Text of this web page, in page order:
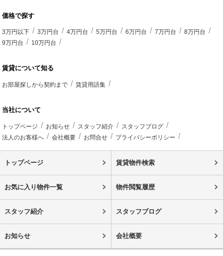
価格で探す
3万円以下 3万円台 4万円台 5万円台 6万円台 7万円台
8万円台
9万円台
10万円台
賃貸について知る
お部屋探しから契約まで 賃貸用語集
当社について
トップページ お知らせ スタッフ紹介
スタッフブログ
法人のお客様へ
会社概要 お問合せ プライバシーポリシー
トップページ 賃貸物件検索
お気に入り物件一覧 物件閲覧履歴
スタッフ紹介 スタッフブログ
お知らせ 会社概要